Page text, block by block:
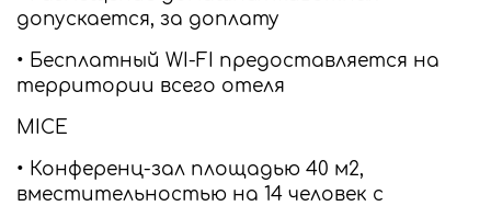
допускается, за доплату
• Бесплатный WI-FI предоставляется на
территории всего отеля
MICE
• Конференц-зал площадью 40 м2,
вместительностью на 14 человек с